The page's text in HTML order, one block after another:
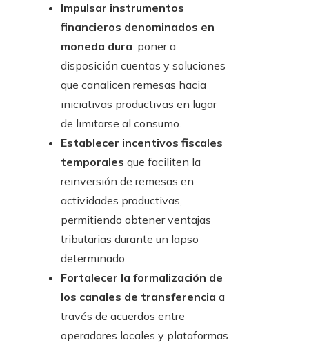
Impulsar instrumentos
financieros denominados en
moneda dura: poner a
disposición cuentas y soluciones
que canalicen remesas hacia
iniciativas productivas en lugar
de limitarse al consumo.
Establecer incentivos fiscales
temporales que faciliten la
reinversión de remesas en
actividades productivas,
permitiendo obtener ventajas
tributarias durante un lapso
determinado.
Fortalecer la formalización de
los canales de transferencia a
través de acuerdos entre
operadores locales y plataformas